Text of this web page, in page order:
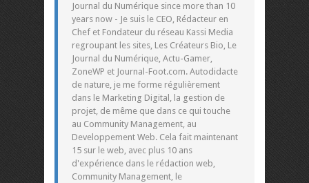
Journal du Numérique since more than 10
years now - Je suis le CEO, Rédacteur en
Chef et Fondateur du réseau Kassi Media
regroupant les sites, Les Créateurs Bio, Le
Journal du Numérique, Actu-Gamer,
ZoneWP et Journal-Foot.com. Autodidacte
de nature, je me forme régulièrement
dans le Marketing Digital, la gestion de
projet, de même que dans ce qui touche
au Community Management, au
Developpement Web. Cela fait maintenant
15 sur le web, avec plus 10 ans
d'expérience dans le rédaction web,
Community Management, le